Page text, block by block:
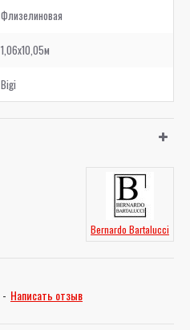
Флизелиновая
1,06x10,05м
Bigi
Bernardo Bartalucci
- Написать отзыв